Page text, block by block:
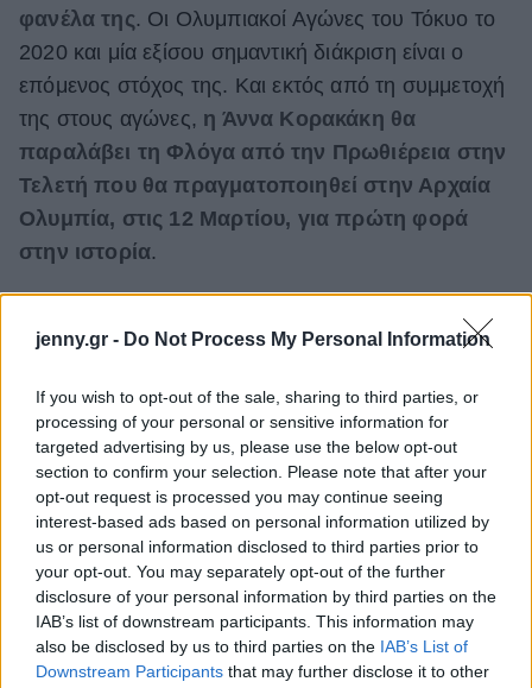
jenny.gr - Do Not Process My Personal Information
If you wish to opt-out of the sale, sharing to third parties, or
processing of your personal or sensitive information for
targeted advertising by us, please use the below opt-out
section to confirm your selection. Please note that after your
opt-out request is processed you may continue seeing
interest-based ads based on personal information utilized by
us or personal information disclosed to third parties prior to
your opt-out. You may separately opt-out of the further
disclosure of your personal information by third parties on the
IAB’s list of downstream participants. This information may
also be disclosed by us to third parties on the IAB’s List of
Downstream Participants that may further disclose it to other
φανέλα της. Οι Ολυμπιακοί Αγώνες του Τόκυο το
2020 και μία εξίσου σημαντική διάκριση είναι ο
επόμενος στόχος της. Και εκτός από τη συμμετοχή
της στους αγώνες, η Άννα Κορακάκη θα
παραλάβει τη Φλόγα από την Πρωθιέρεια στην
Τελετή που θα πραγματοποιηθεί στην Αρχαία
Ολυμπία, στις 12 Μαρτίου, για πρώτη φορά
στην ιστορία.
θα είναι η Κατερίνα Στεφανίδη, η οποία θα ανάψει
Φλόγα θα παραδοθεί στους εκπροσώπους της
Οργανωτικής Επιτροπής «Τόκιο 2020» στις 19
Μαρτίου.